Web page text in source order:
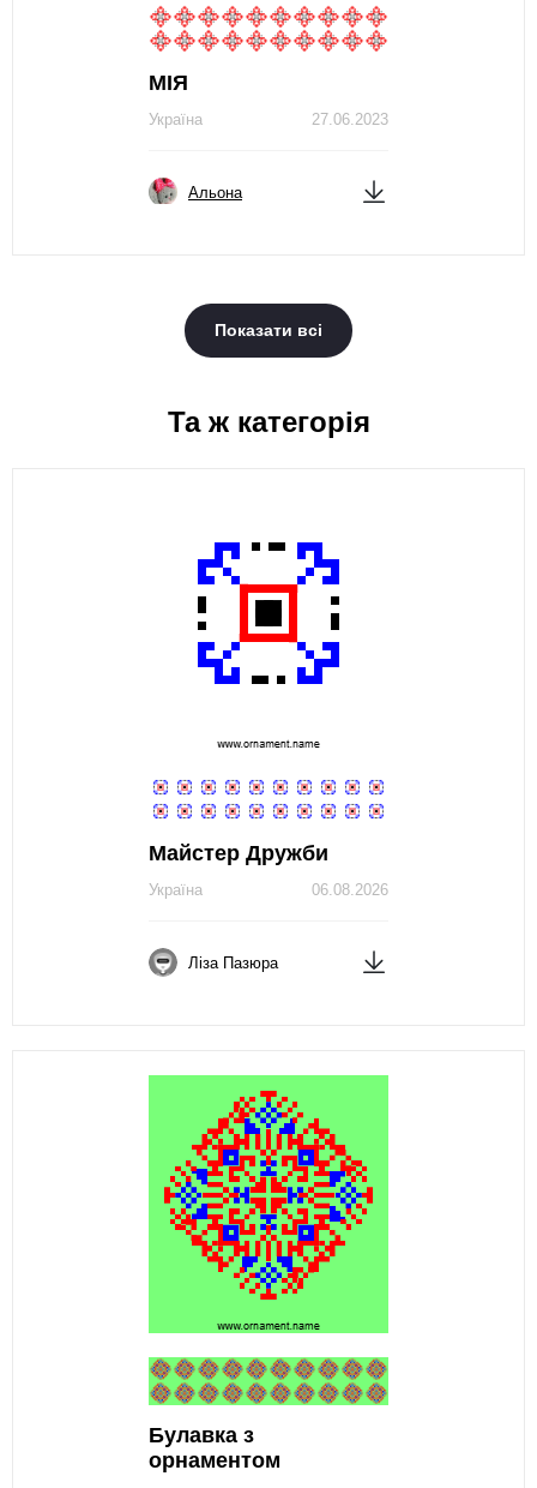
МIЯ
27.06.2023
Україна
Альона
Показати всі
Та ж категорія
Майстер Дружби
06.08.2026
Україна
Ліза Пазюра
Булавка з
орнаментом